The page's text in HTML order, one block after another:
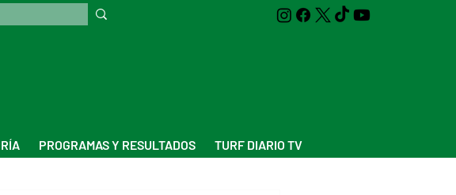
PROGRAMAS Y RESULTADOS TURF DIARIO TV